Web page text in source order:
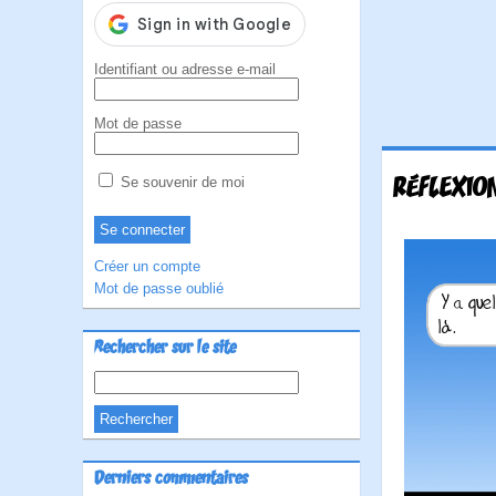
Identifiant ou adresse e-mail
Mot de passe
Se souvenir de moi
Créer un compte
Mot de passe oublié
Rechercher sur le site
Derniers commentaires